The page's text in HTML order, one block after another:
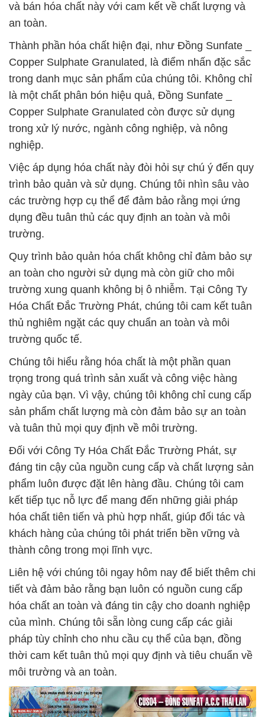
và bán hóa chất này với cam kết về chất lượng và
an toàn.
Thành phần hóa chất hiện đại, như Đồng Sunfate _
Copper Sulphate Granulated, là điểm nhấn đặc sắc
trong danh mục sản phẩm của chúng tôi. Không chỉ
là một chất phân bón hiệu quả, Đồng Sunfate _
Copper Sulphate Granulated còn được sử dụng
trong xử lý nước, ngành công nghiệp, và nông
nghiệp.
Việc áp dụng hóa chất này đòi hỏi sự chú ý đến quy
trình bảo quản và sử dụng. Chúng tôi nhìn sâu vào
các trường hợp cụ thể để đảm bảo rằng mọi ứng
dụng đều tuân thủ các quy định an toàn và môi
trường.
Quy trình bảo quản hóa chất không chỉ đảm bảo sự
an toàn cho người sử dụng mà còn giữ cho môi
trường xung quanh không bị ô nhiễm. Tại Công Ty
Hóa Chất Đắc Trường Phát, chúng tôi cam kết tuân
thủ nghiêm ngặt các quy chuẩn an toàn và môi
trường quốc tế.
Chúng tôi hiểu rằng hóa chất là một phần quan
trọng trong quá trình sản xuất và công việc hàng
ngày của bạn. Vì vậy, chúng tôi không chỉ cung cấp
sản phẩm chất lượng mà còn đảm bảo sự an toàn
và tuân thủ mọi quy định về môi trường.
Đối với Công Ty Hóa Chất Đắc Trường Phát, sự
đáng tin cậy của nguồn cung cấp và chất lượng sản
phẩm luôn được đặt lên hàng đầu. Chúng tôi cam
kết tiếp tục nỗ lực để mang đến những giải pháp
hóa chất tiên tiến và phù hợp nhất, giúp đối tác và
khách hàng của chúng tôi phát triển bền vững và
thành công trong mọi lĩnh vực.
Liên hệ với chúng tôi ngay hôm nay để biết thêm chi
tiết và đảm bảo rằng bạn luôn có nguồn cung cấp
hóa chất an toàn và đáng tin cậy cho doanh nghiệp
của mình. Chúng tôi sẵn lòng cung cấp các giải
pháp tùy chỉnh cho nhu cầu cụ thể của bạn, đồng
thời cam kết tuân thủ mọi quy định và tiêu chuẩn về
môi trường và an toàn.